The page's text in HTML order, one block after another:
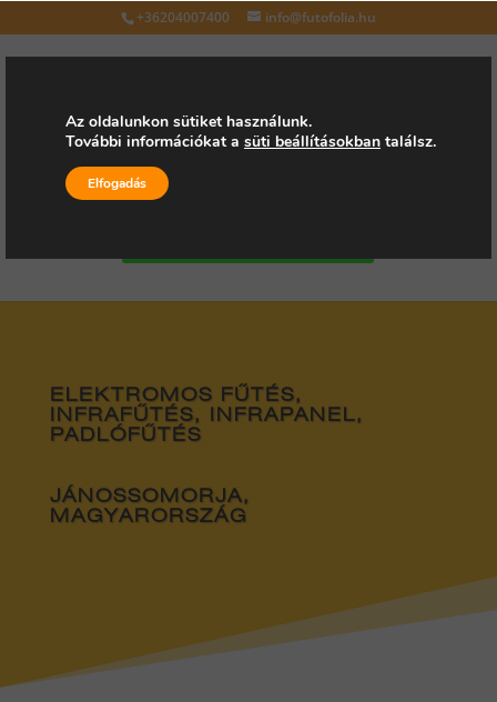
+36204007400 info@futofolia.hu
Válasszon oldalt
ELEKTROMOS FŰTÉS,
INFRAFŰTÉS, INFRAPANEL,
PADLÓFŰTÉS
JÁNOSSOMORJA,
MAGYARORSZÁG
Az oldalunkon sütiket használunk.
További információkat a süti beállításokban találsz.
Elfogadás